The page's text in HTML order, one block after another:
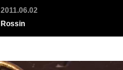
2011.06.02
Rossin